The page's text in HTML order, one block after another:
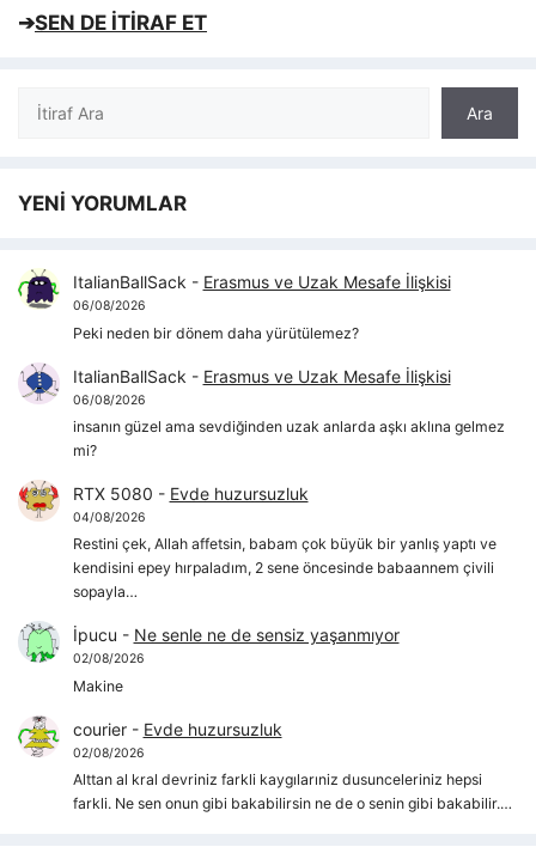
➔SEN DE İTİRAF ET
Ara
Ara
YENİ YORUMLAR
ItalianBallSack - Erasmus ve Uzak Mesafe İlişkisi
06/08/2026
Peki neden bir dönem daha yürütülemez?
ItalianBallSack - Erasmus ve Uzak Mesafe İlişkisi
06/08/2026
insanın güzel ama sevdiğinden uzak anlarda aşkı aklına gelmez
mi?
RTX 5080 - Evde huzursuzluk
04/08/2026
Restini çek, Allah affetsin, babam çok büyük bir yanlış yaptı ve
kendisini epey hırpaladım, 2 sene öncesinde babaannem çivili
sopayla…
İpucu - Ne senle ne de sensiz yaşanmıyor
02/08/2026
Makine
courier- Evde huzursuzluk
02/08/2026
Alttan al kral devriniz farkli kaygılarıniz dusunceleriniz hepsi
farkli. Ne sen onun gibi bakabilirsin ne de o senin gibi bakabilir.…